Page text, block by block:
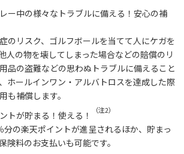
中の様々なトラブルに備える！安心の補
のリスク、ゴルフボールを当てて人にケガを
人の物を壊してしまった場合などの賠償のリ
品の盗難などの思わぬトラブルに備えること
ホールインワン・アルバトロスを達成した際
も補償します。
が貯まる！使える！
（注2）
の楽天ポイントが進呈されるほか、貯まっ
険料のお支払いも可能です。